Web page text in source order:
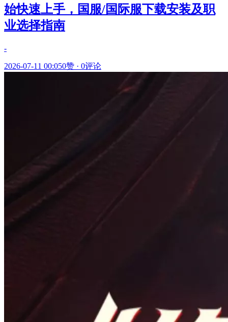
始快速上手，国服/国际服下载安装及职
业选择指南
-
2026-07-11 00:050赞 · 0评论